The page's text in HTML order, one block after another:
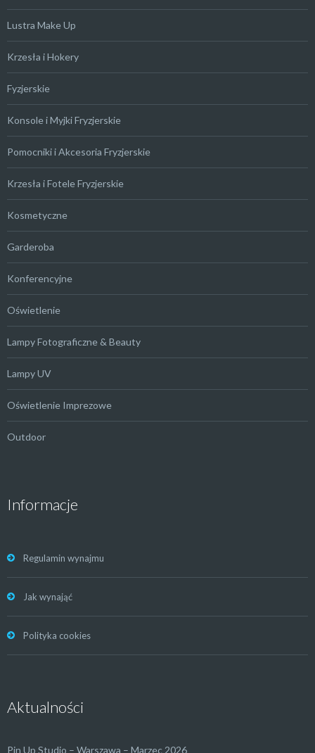
Lustra Make Up
Krzesła i Hokery
Fyzjerskie
Konsole i Myjki Fryzjerskie
Pomocniki i Akcesoria Fryzjerskie
Krzesła i Fotele Fryzjerskie
Kosmetyczne
Garderoba
Konferencyjne
Oświetlenie
Lampy Fotograficzne & Beauty
Lampy UV
Oświetlenie Imprezowe
Outdoor
Informacje
Regulamin wynajmu
Jak wynająć
Polityka cookies
Aktualności
Pin Up Studio – Warszawa – Marzec 2026